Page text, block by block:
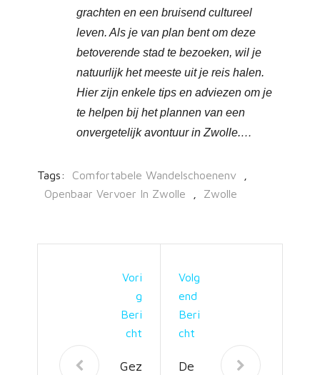
grachten en een bruisend cultureel
leven. Als je van plan bent om deze
betoverende stad te bezoeken, wil je
natuurlijk het meeste uit je reis halen.
Hier zijn enkele tips en adviezen om je
te helpen bij het plannen van een
onvergetelijk avontuur in Zwolle.…
Tags: Comfortabele Wandelschoenenv
Openbaar Vervoer In Zwolle
Zwolle
Vori
G
Beri
Cht
Gez
Volg
End
Beri
Cht
De